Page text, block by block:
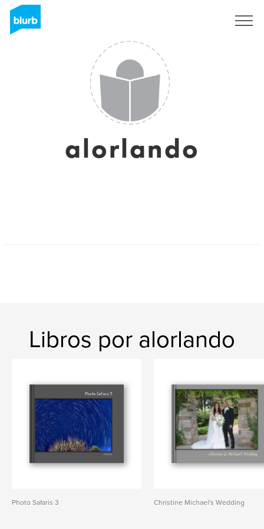
alorlando
Libros por alorlando
Photo Safaris 3 Christine Michael's Wedding